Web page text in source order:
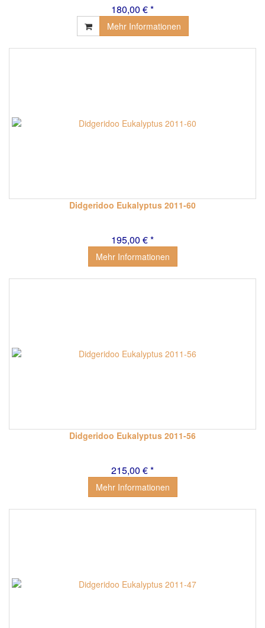
180,00 € *
Mehr Informationen
Didgeridoo Eukalyptus 2011-60
195,00 € *
Mehr Informationen
Didgeridoo Eukalyptus 2011-56
215,00 € *
Mehr Informationen